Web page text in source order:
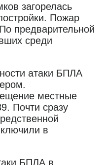
загорелась
Пожар
предварительной
среди
атаки БПЛА
местные
Почти сразу
в
БПЛА в